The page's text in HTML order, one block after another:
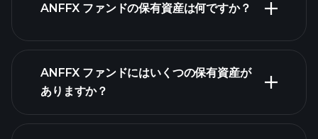
保有資産
ANFFX ファンドの保有資産は何ですか？
ANFFX ファンドにはいくつの保有資産が
ありますか？